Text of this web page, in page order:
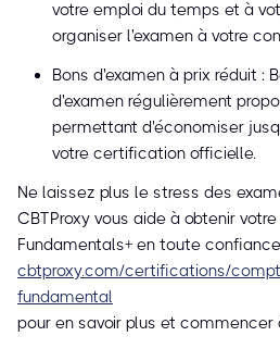
votre emploi du temps et à
organiser l'examen à votre
Bons d'examen à prix réduit :
d'examen régulièrement
permettant d'économiser
votre certification officielle.
Ne laissez plus le stress des
CBTProxy vous aide à obtenir
Fundamentals+ en toute
cbtproxy.com/certifications/
fundamental
pour en savoir plus et commencer